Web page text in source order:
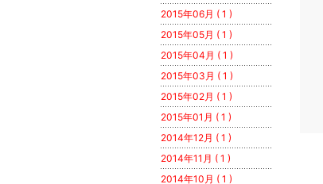
2015年06月 ( 1 )
2015年05月 ( 1 )
2015年04月 ( 1 )
2015年03月 ( 1 )
2015年02月 ( 1 )
2015年01月 ( 1 )
2014年12月 ( 1 )
2014年11月 ( 1 )
2014年10月 ( 1 )